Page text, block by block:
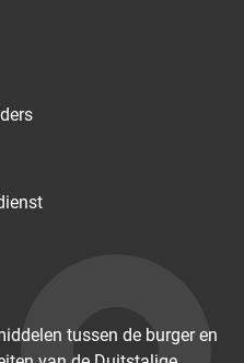
tussen de burger en